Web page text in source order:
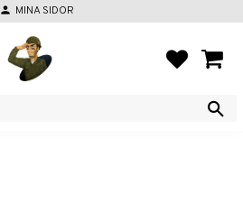
person MINA SIDOR